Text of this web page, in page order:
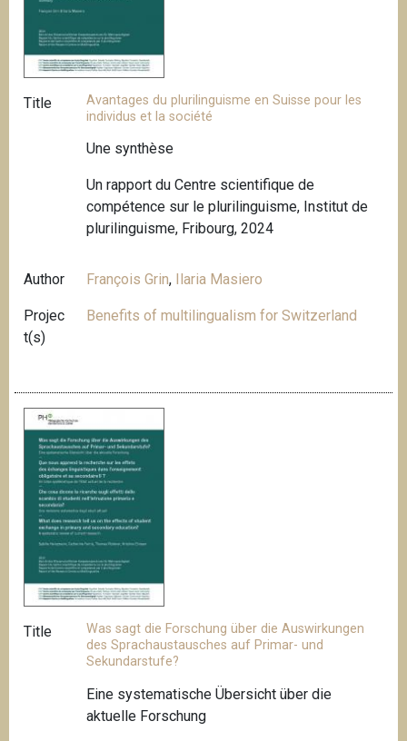
Title
Avantages du plurilinguisme en Suisse pour les
individus et la société
Une synthèse
Un rapport du Centre scientifique de
compétence sur le plurilinguisme, Institut de
plurilinguisme, Fribourg, 2024
Author François Grin, Ilaria Masiero
Projec
t(s)
Benefits of multilingualism for Switzerland
Title
Was sagt die Forschung über die Auswirkungen
des Sprachaustausches auf Primar- und
Sekundarstufe?
Eine systematische Übersicht über die
aktuelle Forschung